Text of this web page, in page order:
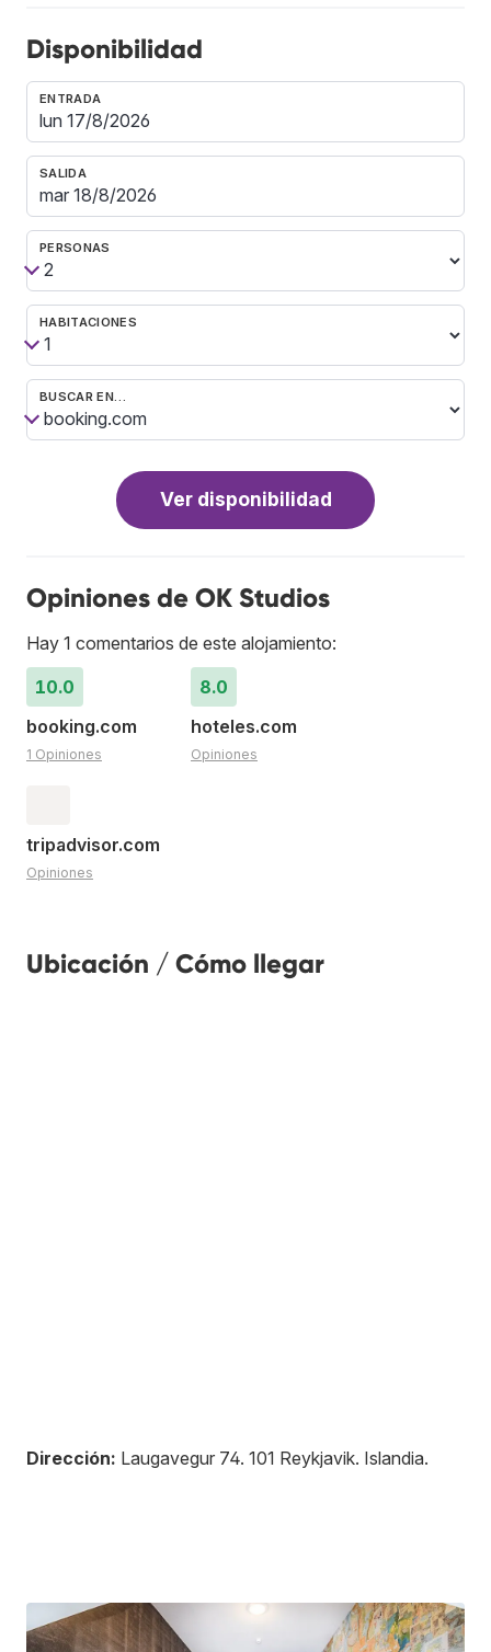
Disponibilidad
ENTRADA
SALIDA
PERSONAS
HABITACIONES
BUSCAR EN…
Ver disponibilidad
Opiniones de OK Studios
Hay 1 comentarios de este alojamiento:
10.0
booking.com
1 Opiniones
8.0
hoteles.com
Opiniones
tripadvisor.com
Opiniones
Ubicación / Cómo llegar
Dirección: Laugavegur 74. 101 Reykjavik. Islandia.